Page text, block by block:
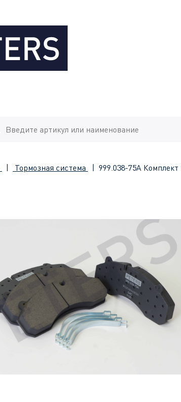
| Тормозная система | 999.038-75A